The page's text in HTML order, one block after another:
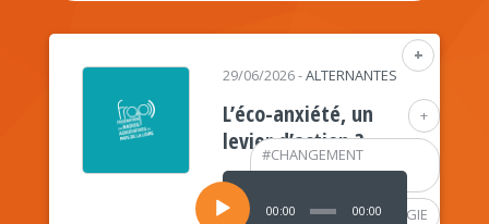
+
+
#CHANGEMENT
CLIMATIQUE
#PSYCHOLOGIE
29/06/2026-ALTERNANTES
L’éco-anxiété, un
levier d’action ?
Lecteur
audio
00:00 00:00